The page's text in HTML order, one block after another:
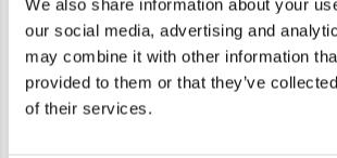
We also share information about your
our social media, advertising and
may combine it with other information
provided to them or that they’ve
of their services.
MILWAUKEE POWERTOOLS
Milwaukee Mejselspetsmarkör INKZALL™